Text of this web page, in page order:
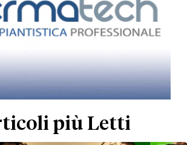
più Letti